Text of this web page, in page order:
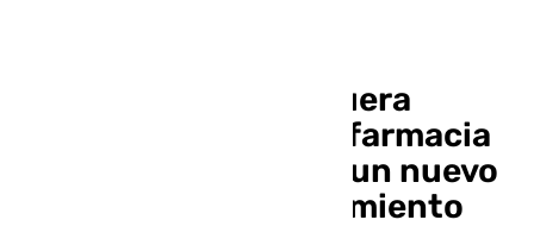
El Hospital de Antequera
mejora el servicio de farmacia
con la instalación de un nuevo
sistema de almacenamiento